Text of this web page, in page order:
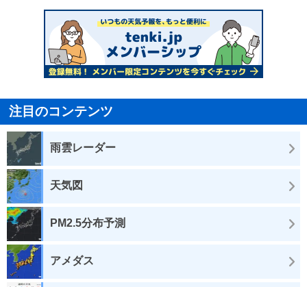
注目のコンテンツ
雨雲レーダー
天気図
PM2.5分布予測
アメダス